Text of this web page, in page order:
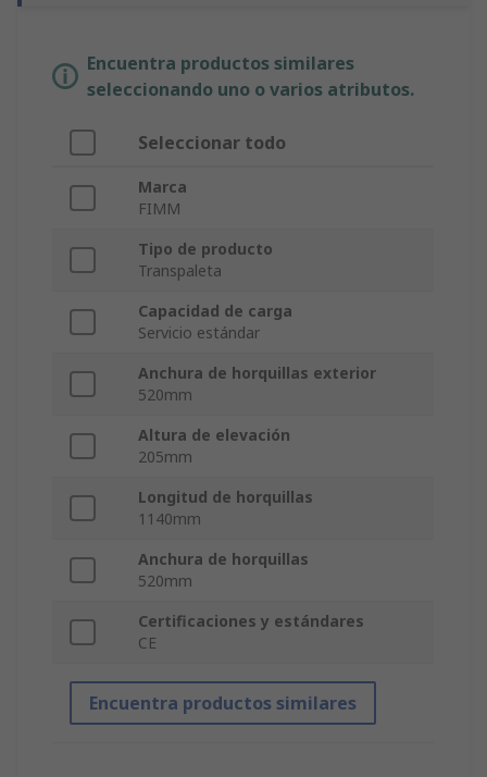
Encuentra productos similares
seleccionando uno o varios atributos.
Seleccionar todo
Marca
FIMM
Tipo de producto
Transpaleta
Capacidad de carga
Servicio estándar
Anchura de horquillas exterior
520mm
Altura de elevación
205mm
Longitud de horquillas
1140mm
Anchura de horquillas
520mm
Certificaciones y estándares
CE
Encuentra productos similares